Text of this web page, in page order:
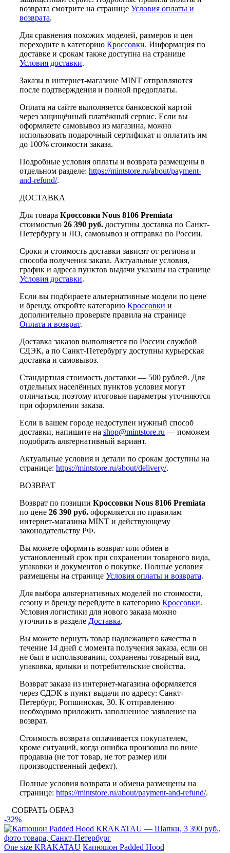
возврата смотрите на странице Условия оплаты и
возврата.
Для сравнения похожих моделей, размеров и цен
переходите в категорию Кроссовки. Информация по
доставке и срокам также доступна на странице
Условия доставки.
Заказы в интернет-магазине MINT отправляются
после подтверждения и полной предоплаты.
Оплата на сайте выполняется банковской картой
через защищённый платёжный сервис. Если вы
оформляете самовывоз из магазина, можно
использовать подарочный сертификат и оплатить им
до 100% стоимости заказа.
Подробные условия оплаты и возврата размещены в
отдельном разделе: https://mintstore.ru/about/payment-
and-refund/.
ДОСТАВКА
Для товара Кроссовки Nous 8106 Premiata
стоимостью 26 390 руб. доступны доставка по Санкт-
Петербургу и ЛО, самовывоз и отправка по России.
Сроки и стоимость доставки зависят от региона и
способа получения заказа. Актуальные условия,
график и адреса пунктов выдачи указаны на странице
Условия доставки.
Если вы подбираете альтернативные модели по цене
и бренду, откройте категорию Кроссовки и
дополнительно проверьте правила на странице
Оплата и возврат.
Доставка заказов выполняется по России службой
СДЭК, а по Санкт-Петербургу доступны курьерская
доставка и самовывоз.
Стандартная стоимость доставки — 500 рублей. Для
отдельных населённых пунктов условия могут
отличаться, поэтому итоговые параметры уточняются
при оформлении заказа.
Если в вашем городе недоступен нужный способ
доставки, напишите на shop@mintstore.ru — поможем
подобрать альтернативный вариант.
Актуальные условия и детали по срокам доступны на
странице: https://mintstore.ru/about/delivery/.
ВОЗВРАТ
Возврат по позиции Кроссовки Nous 8106 Premiata
по цене 26 390 руб. оформляется по правилам
интернет-магазина MINT и действующему
законодательству РФ.
Вы можете оформить возврат или обмен в
установленный срок при сохранении товарного вида,
упаковки и документов о покупке. Полные условия
размещены на странице Условия оплаты и возврата.
Для выбора альтернативных моделей по стоимости,
сезону и бренду перейдите в категорию Кроссовки.
Условия логистики для нового заказа можно
уточнить в разделе Доставка.
Вы можете вернуть товар надлежащего качества в
течение 14 дней с момента получения заказа, если он
не был в использовании, сохранены товарный вид,
упаковка, ярлыки и потребительские свойства.
Возврат заказа из интернет-магазина оформляется
через СДЭК в пункт выдачи по адресу: Санкт-
Петербург, Ропшинская, 30. К отправлению
необходимо приложить заполненное заявление на
возврат.
Стоимость возврата оплачивается покупателем,
кроме ситуаций, когда ошибка произошла по вине
продавца (не тот товар, не тот размер или
производственный дефект).
Полные условия возврата и обмена размещены на
странице: https://mintstore.ru/about/payment-and-refund/.
СОБРАТЬ ОБРАЗ
-32%
One size KRAKATAU Капюшон Padded Hood